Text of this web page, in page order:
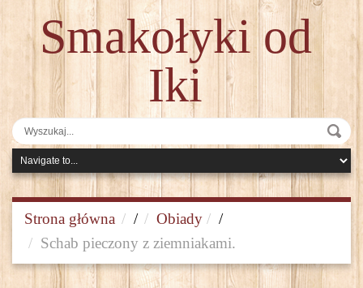
Smakołyki od
Iki
Strona główna / Obiady
/
Schab pieczony z ziemniakami.